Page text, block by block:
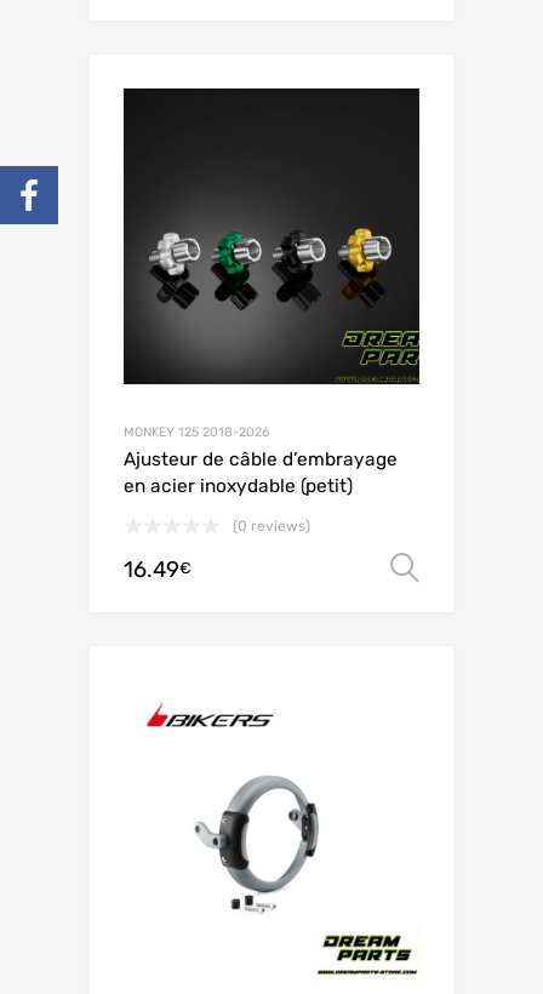
MONKEY 125 2018-2026
Ajusteur de câble d’embrayage
en acier inoxydable (petit)
(0 reviews)
16.49€